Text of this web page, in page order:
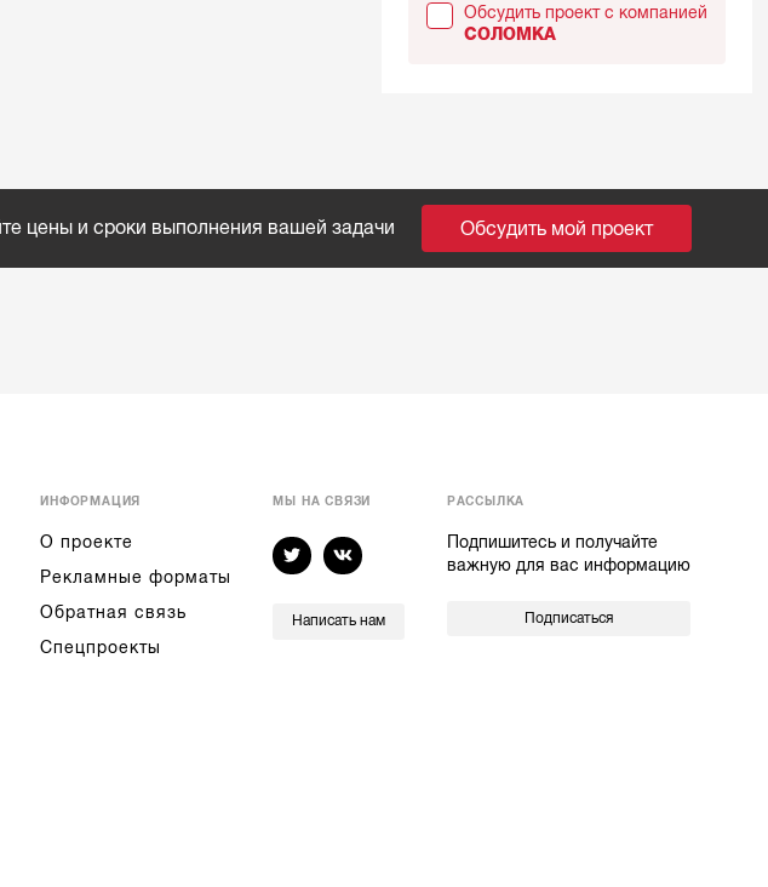
Обсудить проект с компанией
СОЛОМКА
цены и сроки выполнения вашей задачи Обсудить мой проект
ИНФОРМАЦИЯ
О проекте
Рекламные форматы
Обратная связь
Спецпроекты
МЫ НА СВЯЗИ
Написать нам
РАССЫЛКА
Подпишитесь и получайте
важную для вас информацию
Подписаться